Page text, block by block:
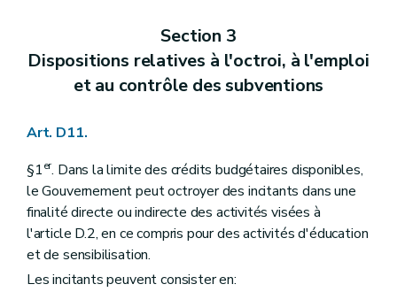
Section 3
Dispositions relatives à l'octroi, à l'emploi
et au contrôle des subventions
Art. D11.
§1er. Dans la limite des crédits budgétaires disponibles,
le Gouvernement peut octroyer des incitants dans une
finalité directe ou indirecte des activités visées à
l'article D.2, en ce compris pour des activités d'éducation
et de sensibilisation.
Les incitants peuvent consister en: